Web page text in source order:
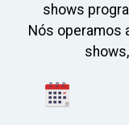
shows
Nós operamos